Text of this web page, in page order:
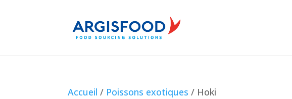
Accueil / Poissons exotiques / Hoki